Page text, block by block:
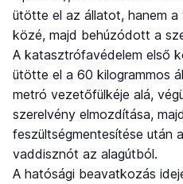
ütötte el az állatot, hanem
közé, majd behúzódott a
A katasztrófavédelem első
ütötte el a 60 kilogrammos
metró vezetőfülkéje alá,
szerelvény elmozdítása,
feszültségmentesítése után
vaddisznót az alagútból.
A hatósági beavatkozás